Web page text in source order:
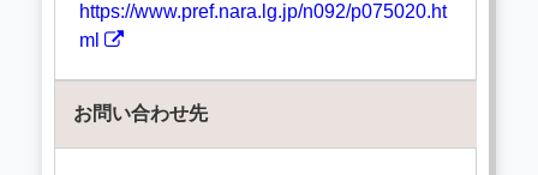
https://www.pref.nara.lg.jp/n092/p075020.ht
ml
お問い合わせ先